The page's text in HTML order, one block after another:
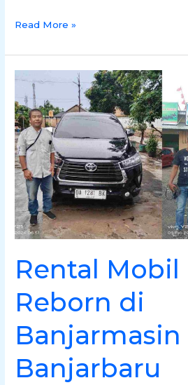
Read More »
Rental Mobil
Reborn di
Banjarmasin
Banjarbaru
Rental
Mobil
Innova
Reborn
di
Banjarmasin
dan
Banjarbaru